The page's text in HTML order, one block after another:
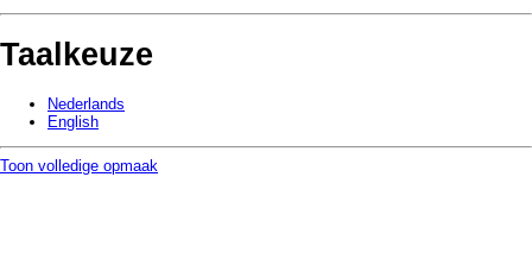
Taalkeuze
Nederlands
English
Toon volledige opmaak